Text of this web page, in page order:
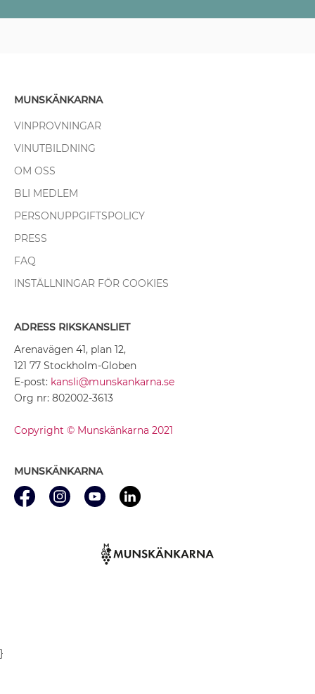
MUNSKÄNKARNA
VINPROVNINGAR
VINUTBILDNING
OM OSS
BLI MEDLEM
PERSONUPPGIFTSPOLICY
PRESS
FAQ
INSTÄLLNINGAR FÖR COOKIES
ADRESS RIKSKANSLIET
Arenavägen 41, plan 12,
121 77 Stockholm-Globen
E-post: kansli@munskankarna.se
Org nr: 802002-3613
Copyright © Munskänkarna 2021
MUNSKÄNKARNA
}